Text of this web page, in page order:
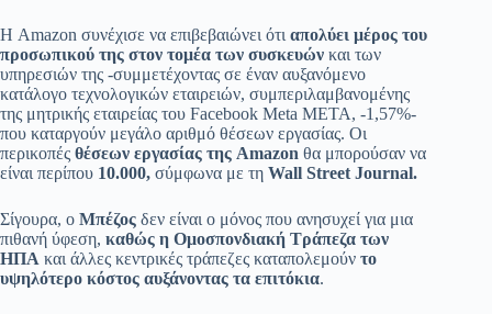
Η Amazon συνέχισε να επιβεβαιώνει ότι απολύει μέρος του
προσωπικού της στον τομέα των συσκευών και των
υπηρεσιών της -συμμετέχοντας σε έναν αυξανόμενο
κατάλογο τεχνολογικών εταιρειών, συμπεριλαμβανομένης
της μητρικής εταιρείας του Facebook Meta META, -1,57%-
που καταργούν μεγάλο αριθμό θέσεων εργασίας. Οι
περικοπές θέσεων εργασίας της Amazon θα μπορούσαν να
είναι περίπου 10.000, σύμφωνα με τη Wall Street Journal.
Σίγουρα, ο Μπέζος δεν είναι ο μόνος που ανησυχεί για μια
πιθανή ύφεση, καθώς η Ομοσπονδιακή Τράπεζα των
ΗΠΑ και άλλες κεντρικές τράπεζες καταπολεμούν το
υψηλότερο κόστος αυξάνοντας τα επιτόκια.